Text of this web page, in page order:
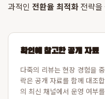
과적인 전환율 최적화 전략
확인에 참고한 공개 자료
다죽의 리뷰는 현장 경험을
락은 공개 자료를 함께 대조
의 최신 채널에서 운영 여부